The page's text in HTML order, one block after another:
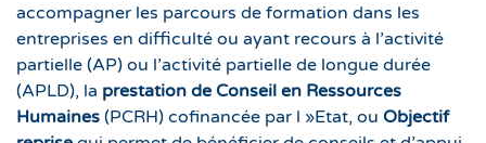
accompagner les parcours de formation dans les
entreprises en difficulté ou ayant recours à l’activité
partielle (AP) ou l’activité partielle de longue durée
(APLD), la prestation de Conseil en Ressources
Humaines (PCRH) cofinancée par l »Etat, ou Objectif